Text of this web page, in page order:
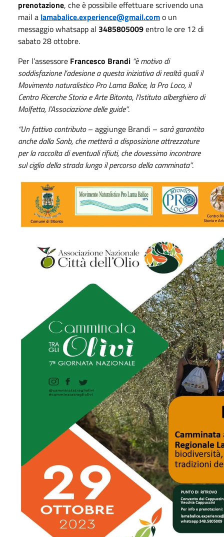
prenotazione, che è possibile effettuare scrivendo una
mail a lamabalice.experience@gmail.como un
messaggio whatsapp al 3485805009entro le ore 12 di
sabato 28 ottobre.
Per l’assessore Francesco Brandi “è motivo di
soddisfazione l’adesione a questa iniziativa di realtà quali il
Movimento naturalistico Pro Lama Balice, la Pro Loco, il
Centro Ricerche Storia e Arte Bitonto, l’Istituto alberghiero di
Molfetta, l’Associazione delle guide”.
“Un fattivo contributo– aggiunge Brandi – sarà garantito
anche dalla Sanb, che metterà a disposizione attrezzature
per la raccolta di eventuali rifiuti, che dovessimo incontrare
sul ciglio della strada lungo il percorso della camminata”.